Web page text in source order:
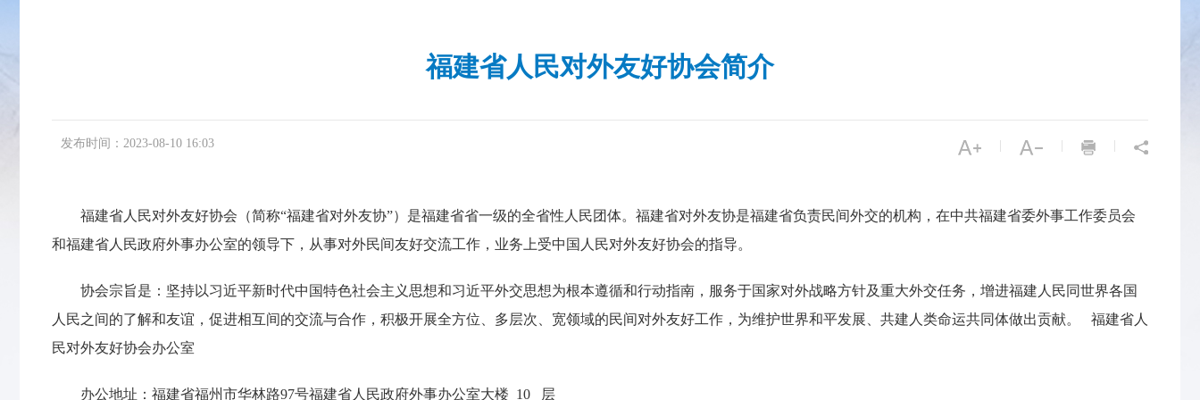
福建省人民对外友好协会简介
发布时间：2023-08-10 16:03
福建省人民对外友好协会（简称“福建省对外友协”）是福建省省一级的全省性人民团体。福建省对外友协是福建省负责民间外交的机构，在中共福建省委外事工作委员会
和福建省人民政府外事办公室的领导下，从事对外民间友好交流工作，业务上受中国人民对外友好协会的指导。
协会宗旨是：坚持以习近平新时代中国特色社会主义思想和习近平外交思想为根本遵循和行动指南，服务于国家对外战略方针及重大外交任务，增进福建人民同世界各国
人民之间的了解和友谊，促进相互间的交流与合作，积极开展全方位、多层次、宽领域的民间对外友好工作，为维护世界和平发展、共建人类命运共同体做出贡献。 福建省人
民对外友好协会办公室
办公地址：福建省福州市华林路97号福建省人民政府外事办公室大楼 10 层